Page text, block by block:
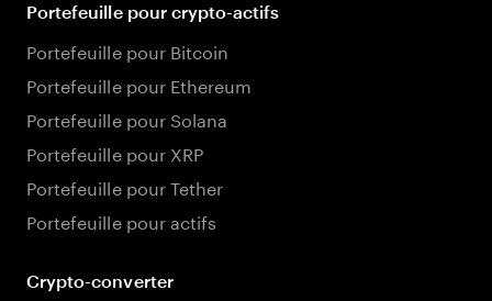
Portefeuille pour crypto-actifs
Portefeuille pour Bitcoin
Portefeuille pour Ethereum
Portefeuille pour Solana
Portefeuille pour XRP
Portefeuille pour Tether
Portefeuille pour actifs
Crypto-converter